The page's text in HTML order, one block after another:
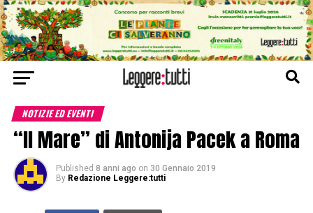
NOTIZIE ED EVENTI
“Il Mare” di Antonija Pacek a Roma
Published 8 anni ago on 30 Gennaio 2019
By Redazione Leggere:tutti